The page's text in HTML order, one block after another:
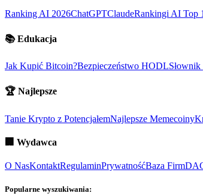
Ranking AI 2026ChatGPTClaudeRankingi AI Top
📚 Edukacja
Jak Kupić Bitcoin?Bezpieczeństwo HODLSłownik
🏆 Najlepsze
Tanie Krypto z PotencjałemNajlepsze Memecoiny
🏢 Wydawca
O NasKontaktRegulaminPrywatnośćBaza Firm
Popularne wyszukiwania: